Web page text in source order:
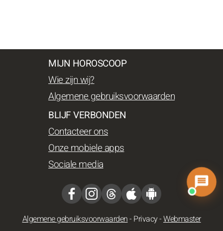
MIJN HOROSCOOP
Wie zijn wij?
Algemene gebruiksvoorwaarden
BLIJF VERBONDEN
Contacteer ons
Onze mobiele apps
Sociale media
Algemene gebruiksvoorwaarden- Privacy-Webmaster